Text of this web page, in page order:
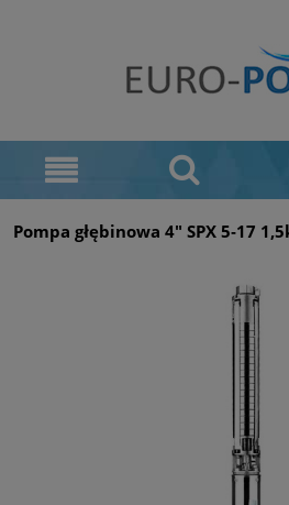
Pompa głębinowa 4" SPX 5‑17